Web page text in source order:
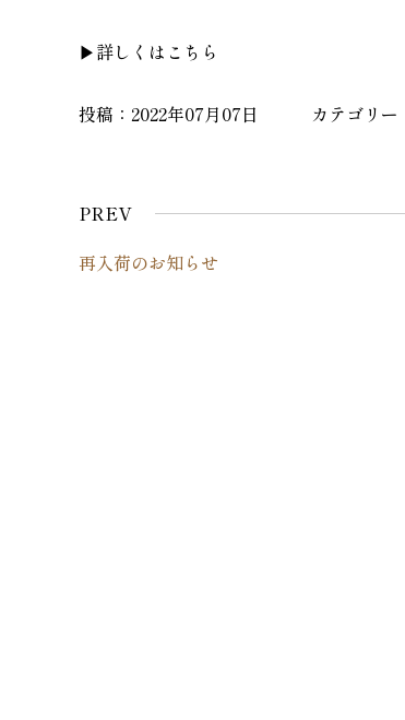
▶詳しくはこちら
投稿：2022年07月07日 カテゴリー
PREV
再入荷のお知らせ